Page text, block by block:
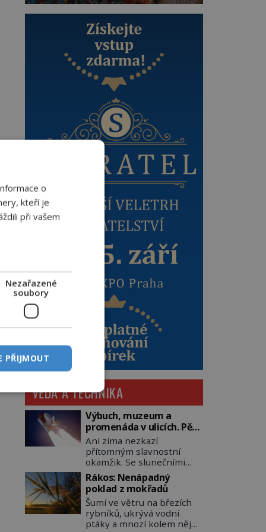
VĚDA A TECHNIKA
Výbuch, muzeum a
promenáda v ulicích. Pět
osudů nejslavnějších
raketoplánů
Ani zima nezkazí
přítomným slavnostní
okamžik. Se slunečními
brýlemi hledí na startující
raketu, která má do
vesmíru vynést kromě
posádky také obyčejnou
učitelku. Po několika
sekundách všem ztuhnou
Rákos: Nenápadný
poklad z mokřadů
Šumí ve větru na březích
rybníků, ukrývá vodní
ptáky a mnozí kolem něj
o
kteří je
při vašem
Nezařazené
soubory
PŘIJMOUT